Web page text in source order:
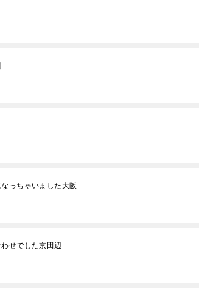
っちゃいました大阪
せでした京田辺